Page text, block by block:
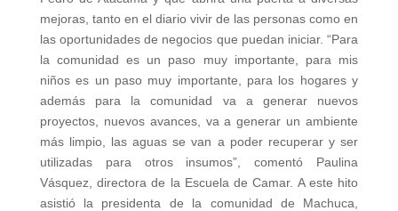
mejoras, tanto en el diario vivir de las personas como en
las oportunidades de negocios que puedan iniciar. “Para
la comunidad es un paso muy importante, para mis
niños es un paso muy importante, para los hogares y
además para la comunidad va a generar nuevos
proyectos, nuevos avances, va a generar un ambiente
más limpio, las aguas se van a poder recuperar y ser
utilizadas para otros insumos”, comentó Paulina
Vásquez, directora de la Escuela de Camar. A este hito
asistió la presidenta de la comunidad de Machuca,